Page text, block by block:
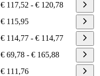
€ 117,52 - € 120,78
€ 115,95
€ 114,77 - € 114,77
€ 69,78 - € 165,88
€ 111,76